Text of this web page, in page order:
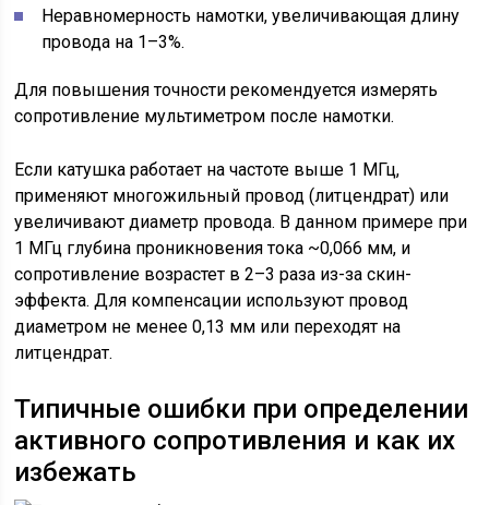
Неравномерность намотки, увеличивающая длину
провода на 1–3%.
Для повышения точности рекомендуется измерять
сопротивление мультиметром после намотки.
Если катушка работает на частоте выше 1 МГц,
применяют многожильный провод (литцендрат) или
увеличивают диаметр провода. В данном примере при
1 МГц глубина проникновения тока ~0,066 мм, и
сопротивление возрастет в 2–3 раза из-за скин-
эффекта. Для компенсации используют провод
диаметром не менее 0,13 мм или переходят на
литцендрат.
Типичные ошибки при определении
активного сопротивления и как их
избежать